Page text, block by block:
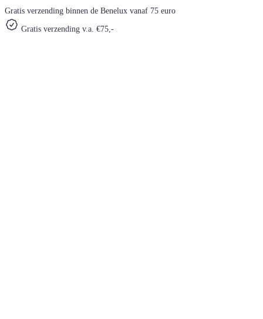
Gratis verzending binnen de Benelux vanaf 75 euro
Gratis verzending v.a. €75,-